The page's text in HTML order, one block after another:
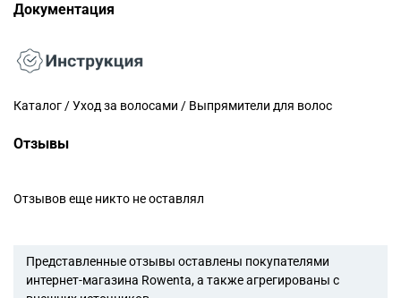
Документация
Каталог / Уход за волосами / Выпрямители для волос
Отзывы
Отзывов еще никто не оставлял
Представленные отзывы оставлены покупателями
интернет-магазина Rowenta, а также агрегированы с